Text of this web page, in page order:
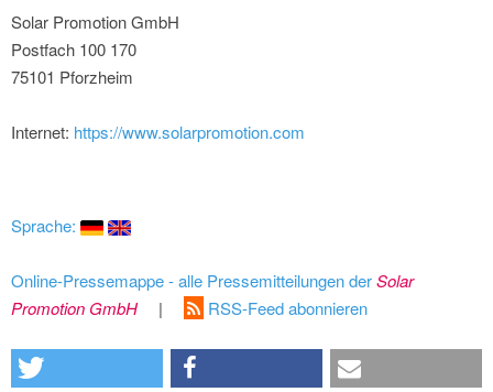
Solar Promotion GmbH
Postfach 100 170
75101 Pforzheim
Internet: https://www.solarpromotion.com
Sprache:
Online-Pressemappe - alle Pressemitteilungen derSolar
Promotion GmbH
| RSS-Feed abonnieren